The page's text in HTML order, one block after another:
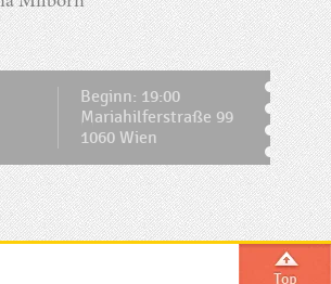
Beginn: 19:00
Mariahilferstraße 99
1060 Wien